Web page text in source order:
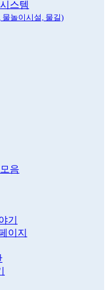
스템
놀이시설, 물길)
음
기
이지